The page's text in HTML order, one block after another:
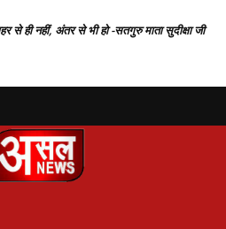
से ही नहीं, अंतर से भी हो -सतगुरु माता सुदीक्षा जी